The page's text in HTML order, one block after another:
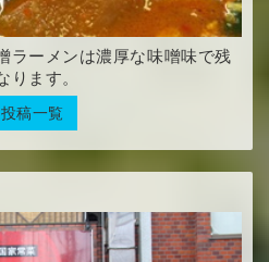
ラーメンは濃厚な味噌味で残
ます。
投稿一覧